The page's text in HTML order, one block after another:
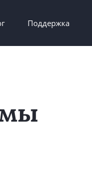
Поддержка